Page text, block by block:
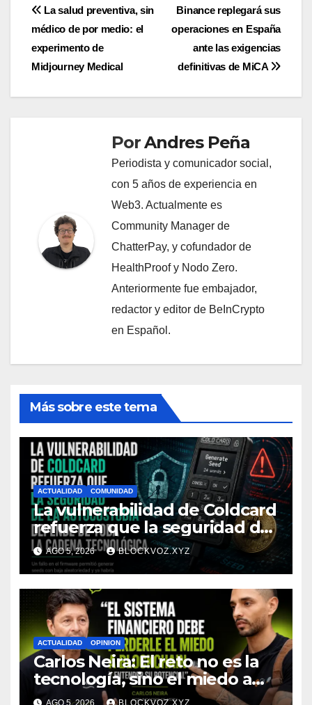
Navegación
de
entradas
Binance replegará sus
operaciones en España
ante las exigencias
definitivas de MiCA
La salud preventiva, sin
médico de por medio: el
experimento de
Midjourney Medical
PorAndres Peña
Periodista y comunicador social,
con 5 años de experiencia en
Web3. Actualmente es
Community Manager de
ChatterPay, y cofundador de
HealthProof y Nodo Zero.
Anteriormente fue embajador,
redactor y editor de BeInCrypto
en Español.
Más sobre este tema
ACTUALIDAD COMUNIDAD
La vulnerabilidad de Coldcard
refuerza que la seguridad de
la autocustodia depende de
toda la cadena tecnológica,
afirma CoinEx Research
AGO 5, 2026 BLOCKVOZ.XYZ
ACTUALIDAD OPINION
Carlos Neira: El reto no es la
tecnología, sino el miedo a
entenderla